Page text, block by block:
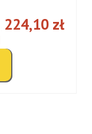
224,10 zł